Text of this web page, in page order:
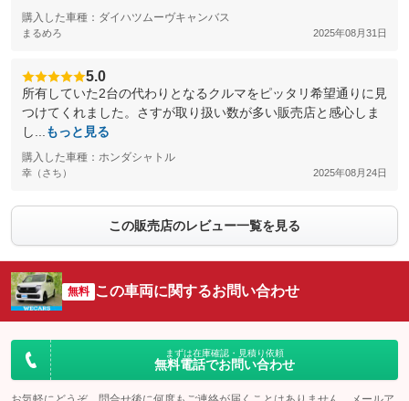
購入した車種：ダイハツムーヴキャンバス
まるめろ 2025年08月31日
5.0
所有していた2台の代わりとなるクルマをピッタリ希望通りに見
つけてくれました。さすが取り扱い数が多い販売店と感心しま
し...
もっと見る
購入した車種：ホンダシャトル
幸（さち） 2025年08月24日
この販売店のレビュー一覧を見る
無料 この車両に関するお問い合わせ
まずは在庫確認・見積り依頼
無料電話でお問い合わせ